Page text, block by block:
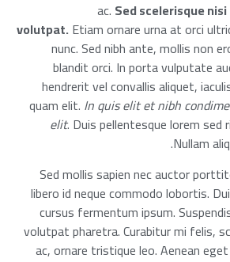
ac. Sed scelerisque
volutpat.Etiam ornare urna at orci
nunc. Sed nibh ante, mollis non
blandit orci. In porta vulputate
hendrerit vel convallis aliquet,
quam elit. In quis elit et nibh
elit. Duis pellentesque lorem sed
Nullam
Sed mollis sapien nec auctor
libero id neque commodo lobortis.
cursus fermentum ipsum.
volutpat pharetra. Curabitur mi felis,
ac, ornare tristique leo. Aenean